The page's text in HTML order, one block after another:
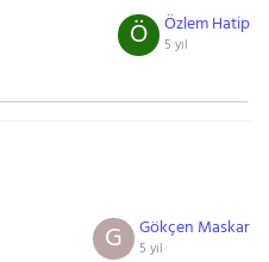
Özlem Hatip
5 yıl
Ö
Gökçen Maskar
5 yıl
G